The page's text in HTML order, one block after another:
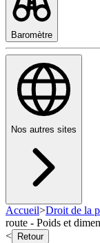
Baromètre
Nos autres sites
Accueil>Droit de la
route - Poids et
<
Retour